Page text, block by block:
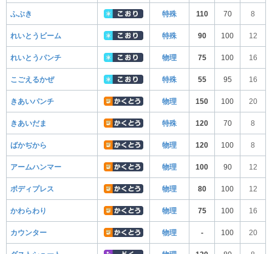
ふぶき 特殊 110 70 8
れいとうビーム 特殊 90 100 12
れいとうパンチ 物理 75 100 16
こごえるかぜ 特殊 55 95 16
きあいパンチ 物理 150 100 20
きあいだま 特殊 120 70 8
ばかぢから 物理 120 100 8
アームハンマー 物理 100 90 12
ボディプレス 物理 80 100 12
かわらわり 物理 75 100 16
カウンター 物理 - 100 20